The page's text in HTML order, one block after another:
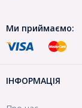
Ми приймаємо:
ІНФОРМАЦІЯ